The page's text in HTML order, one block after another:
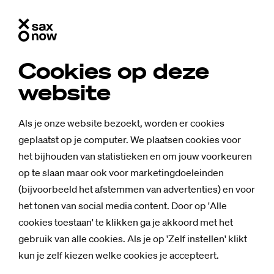
Cookies op deze
website
Als je onze website bezoekt, worden er cookies
geplaatst op je computer. We plaatsen cookies voor
het bijhouden van statistieken en om jouw voorkeuren
op te slaan maar ook voor marketingdoeleinden
(bijvoorbeeld het afstemmen van advertenties) en voor
het tonen van social media content. Door op 'Alle
cookies toestaan' te klikken ga je akkoord met het
gebruik van alle cookies. Als je op 'Zelf instellen' klikt
kun je zelf kiezen welke cookies je accepteert.